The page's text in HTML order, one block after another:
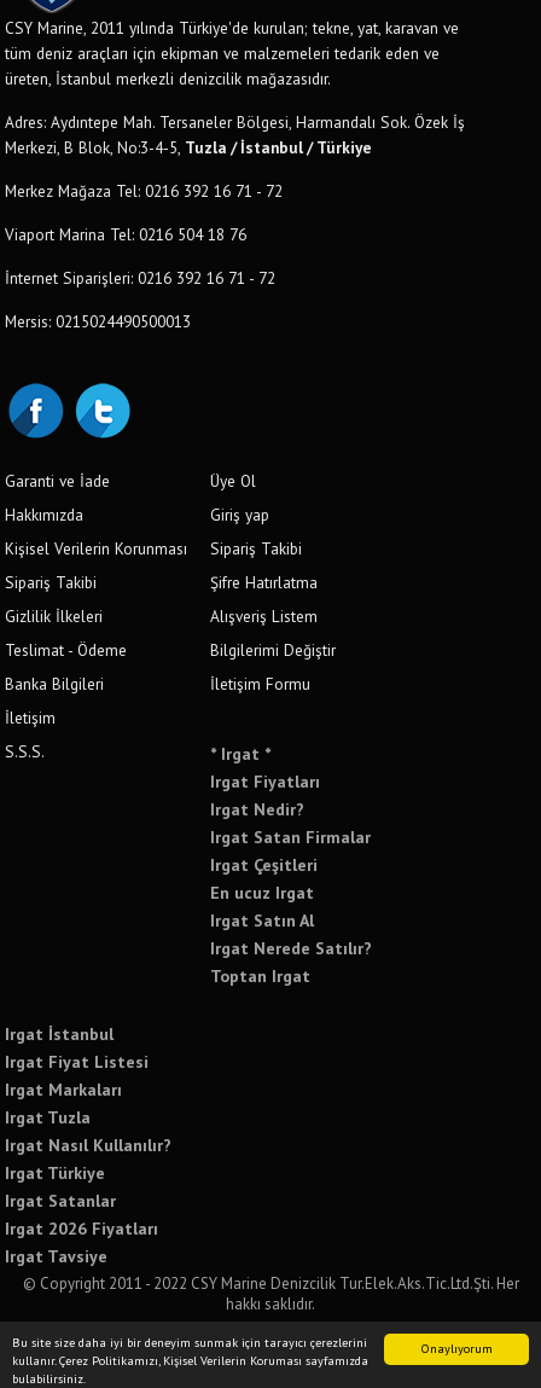
Onaylıyorum
Bu site size daha iyi bir deneyim sunmak için tarayıcı çerezlerini
kullanır. Çerez Politikamızı, Kişisel Verilerin Koruması sayfamızda
bulabilirsiniz.
CSY Marine, 2011 yılında Türkiye'de kurulan; tekne, yat, karavan ve
tüm deniz araçları için ekipman ve malzemeleri tedarik eden ve
üreten, İstanbul merkezli denizcilik mağazasıdır.
Adres: Aydıntepe Mah. Tersaneler Bölgesi, Harmandalı Sok. Özek İş
Merkezi, B Blok, No:3-4-5, Tuzla / İstanbul / Türkiye
Merkez Mağaza Tel: 0216 392 16 71 - 72
Viaport Marina Tel: 0216 504 18 76
İnternet Siparişleri: 0216 392 16 71 - 72
Mersis: 0215024490500013
Garanti ve İade
Hakkımızda
Kişisel Verilerin Korunması
Sipariş Takibi
Gizlilik İlkeleri
Teslimat - Ödeme
Banka Bilgileri
İletişim
S.S.S.
Üye Ol
Giriş yap
Sipariş Takibi
Şifre Hatırlatma
Alışveriş Listem
Bilgilerimi Değiştir
İletişim Formu
* Irgat *
Irgat Fiyatları
Irgat Nedir?
Irgat Satan Firmalar
Irgat Çeşitleri
En ucuz Irgat
Irgat Satın Al
Irgat Nerede Satılır?
Toptan Irgat
Irgat İstanbul
Irgat Fiyat Listesi
Irgat Markaları
Irgat Tuzla
Irgat Nasıl Kullanılır?
Irgat Türkiye
Irgat Satanlar
Irgat 2026 Fiyatları
Irgat Tavsiye
© Copyright 2011 - 2022 CSY Marine Denizcilik Tur.Elek.Aks.Tic.Ltd.Şti. Her
hakkı saklıdır.
Bu sitede yer alan tüm yazılı ve görsel içeriklerin izinsiz kullanımı ve paylaşımı
kesinlikle yasaktır. İzinsiz kullanımda tüm yasal sorumluluğu kabul etmiş
sayılırsınız.